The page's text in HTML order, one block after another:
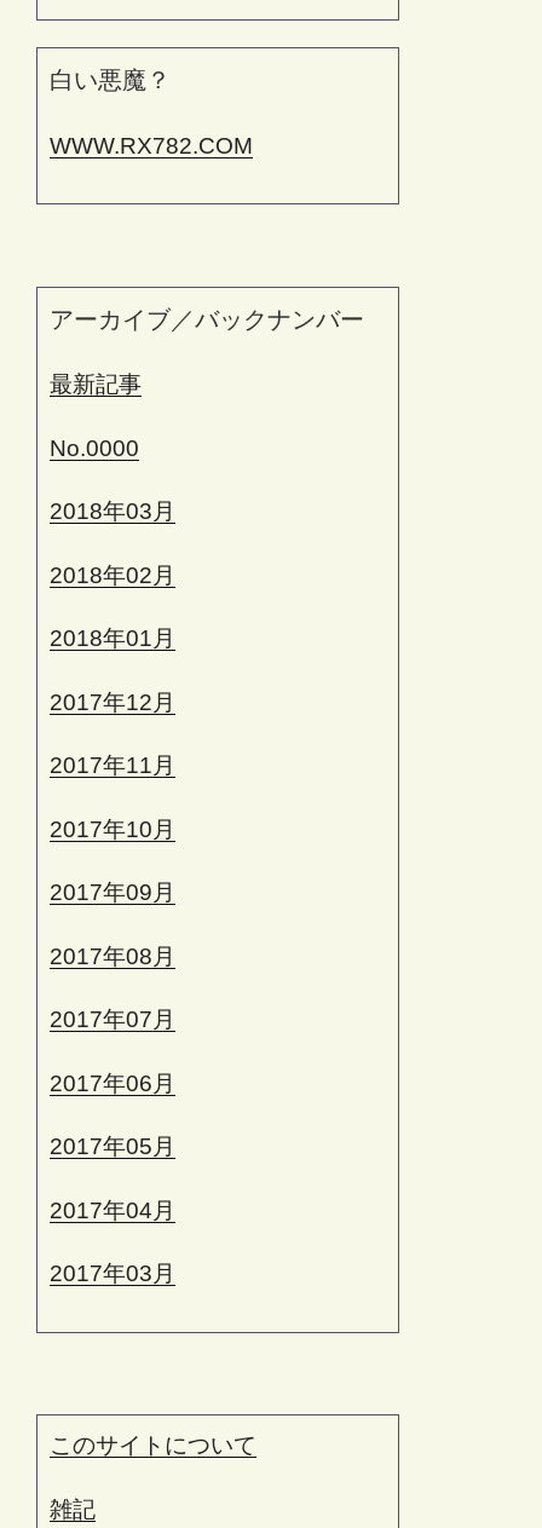
白い悪魔？
WWW.RX782.COM
アーカイブ／バックナンバー
最新記事
No.0000
2018年03月
2018年02月
2018年01月
2017年12月
2017年11月
2017年10月
2017年09月
2017年08月
2017年07月
2017年06月
2017年05月
2017年04月
2017年03月
このサイトについて
雑記